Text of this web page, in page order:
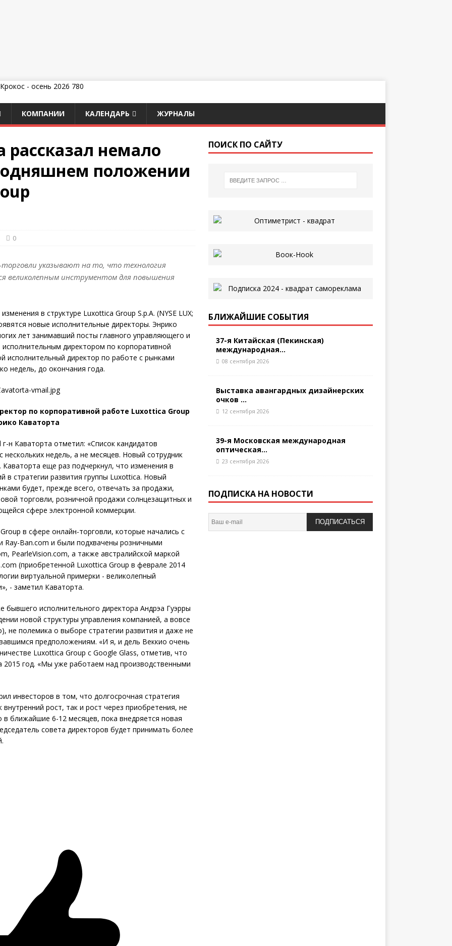
КОМПАНИИ КАЛЕНДАРЬ ЖУРНАЛЫ
рассказал немало
положении
0
торговли указывают на то, что технология
великолепным инструментом для повышения
в структуре Luxottica Group S.p.A. (NYSE LUX;
новые исполнительные директоры. Энрико
лет занимавший посты главного управляющего и
директором по корпоративной
исполнительный директор по работе с рынками
недель, до окончания года.
по корпоративной работе Luxottica Group
Каваторта
н Каваторта отметил: «Список кандидатов
недель, а не месяцев. Новый сотрудник
еще раз подчеркнул, что изменения в
в стратегии развития группы Luxottica. Новый
будет, прежде всего, отвечать за продажи,
торговли, розничной продажи солнцезащитных и
сфере электронной коммерции.
в сфере онлайн-торговли, которые начались с
Ray-Ban.com и были подхвачены розничными
PearleVision.com, а также австралийской маркой
(приобретенной Luxottica Group в феврале 2014
виртуальной примерки - великолепный
- заметил Каваторта.
бывшего исполнительного директора Андрэа Гуэрры
новой структуры управления компанией, а вовсе
не полемика о выборе стратегии развития и даже не
предположениям. «И я, и дель Веккио очень
Luxottica Group с Google Glass, отметив, что
2015 год. «Мы уже работаем над производственными
инвесторов в том, что долгосрочная стратегия
рост, так и рост через приобретения, не
ближайшие 6-12 месяцев, пока внедряется новая
совета директоров будет принимать более
ПОИСК ПО САЙТУ
БЛИЖАЙШИЕ СОБЫТИЯ
37-я Китайская (Пекинская)
международная...
08 сентября 2026
Выставка авангардных дизайнерских
очков ...
12 сентября 2026
39-я Московская международная
оптическая...
23 сентября 2026
ПОДПИСКА НА НОВОСТИ
ПОДПИСАТЬСЯ